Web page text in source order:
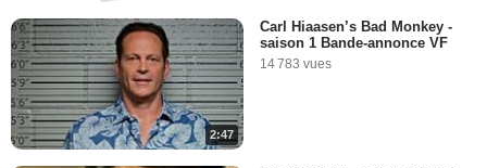
2:47
Carl Hiaasen’s Bad Monkey -
saison 1 Bande-annonce VF
14 783 vues